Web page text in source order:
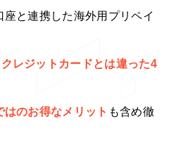
と連携した海外用プリペイ
クレジットカードとは違った4
はのお得なメリット も含め徹